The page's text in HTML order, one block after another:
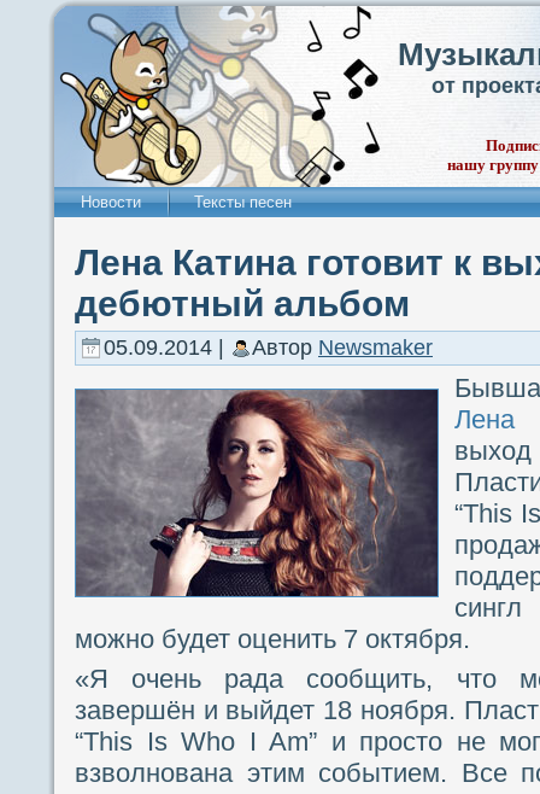
от
нашу
Новости Тексты песен
Лена Катина готовит к
дебютный альбом
05.09.2014 | Автор Newsmaker
Лена
выход
“This
можно будет оценить 7 октября.
«Я очень рада сообщить, что
завершён и выйдет 18 ноября.
“This Is Who I Am” и просто не
взволнована этим событием. Все